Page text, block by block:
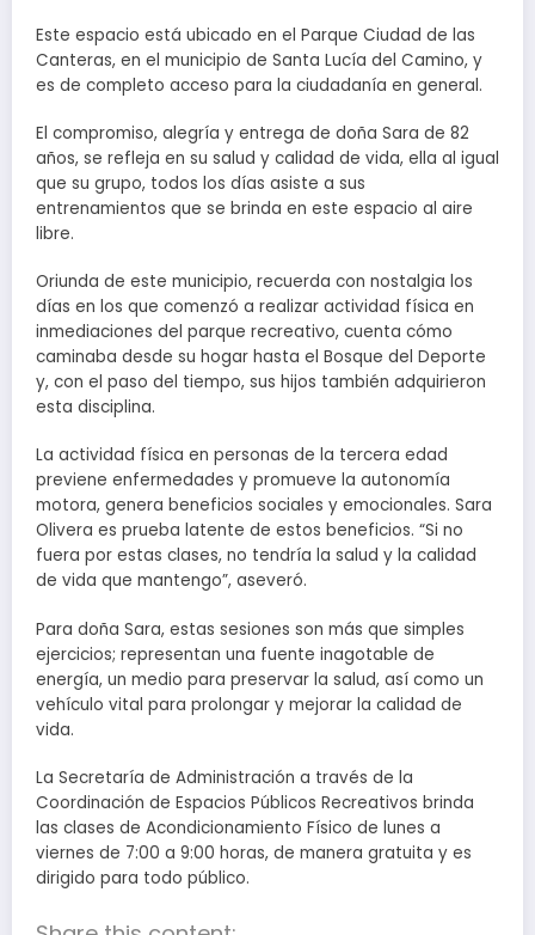
Este espacio está ubicado en el Parque Ciudad de las
Canteras, en el municipio de Santa Lucía del Camino, y
es de completo acceso para la ciudadanía en general.
El compromiso, alegría y entrega de doña Sara de 82
años, se refleja en su salud y calidad de vida, ella al igual
que su grupo, todos los días asiste a sus
entrenamientos que se brinda en este espacio al aire
libre.
Oriunda de este municipio, recuerda con nostalgia los
días en los que comenzó a realizar actividad física en
inmediaciones del parque recreativo, cuenta cómo
caminaba desde su hogar hasta el Bosque del Deporte
y, con el paso del tiempo, sus hijos también adquirieron
esta disciplina.
La actividad física en personas de la tercera edad
previene enfermedades y promueve la autonomía
motora, genera beneficios sociales y emocionales. Sara
Olivera es prueba latente de estos beneficios. “Si no
fuera por estas clases, no tendría la salud y la calidad
de vida que mantengo”, aseveró.
Para doña Sara, estas sesiones son más que simples
ejercicios; representan una fuente inagotable de
energía, un medio para preservar la salud, así como un
vehículo vital para prolongar y mejorar la calidad de
vida.
La Secretaría de Administración a través de la
Coordinación de Espacios Públicos Recreativos brinda
las clases de Acondicionamiento Físico de lunes a
viernes de 7:00 a 9:00 horas, de manera gratuita y es
dirigido para todo público.